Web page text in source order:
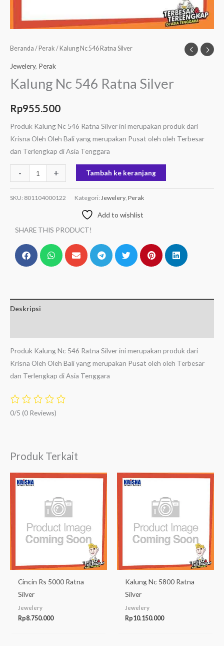
Beranda / Perak / Kalung Nc 546 Ratna Silver
Jewelery, Perak
Kalung Nc 546 Ratna Silver
Rp955.500
Produk Kalung Nc 546 Ratna Silver ini merupakan produk dari
Krisna Oleh Oleh Bali yang merupakan Pusat oleh oleh Terbesar
dan Terlengkap di Asia Tenggara
- + Tambah ke keranjang
SKU: 801104000122 Kategori: Jewelery Perak
Add to wishlist
SHARE THIS PRODUCT!
Deskripsi
Produk Kalung Nc 546 Ratna Silver ini merupakan produk dari
Krisna Oleh Oleh Bali yang merupakan Pusat oleh oleh Terbesar
dan Terlengkap di Asia Tenggara
0/5 (0 Reviews)
Produk Terkait
Cincin Rs 5000 Ratna
Silver
Jewelery
Rp8.750.000
Kalung Nc 5800 Ratna
Silver
Jewelery
Rp10.150.000